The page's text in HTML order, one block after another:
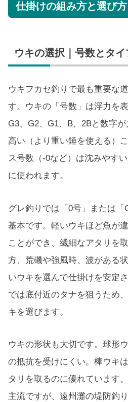
仕掛けの組み方と選び方
ウキの選択｜号数とタ
ウキフカセ釣りで最も重要な
す。ウキの「号数」は浮力を
G3、G2、G1、B、2Bと数字
高い（より重い錘を使える）
ス号数（-0など）は沈みやす
に使われます。
グレ釣りでは「0号」または
基本です。軽いウキほど魚が
ことができ、繊細なアタリを
方、荒磯や強風時、波がある
いウキを選んで仕掛けを安定
では底付近のタナを狙うため
キを選びます。
ウキの形状も大切です。球形
の抵抗を受けにくい。棒ウキ
タリを取るのに優れています
主流ですが、遠州灘の堤防釣